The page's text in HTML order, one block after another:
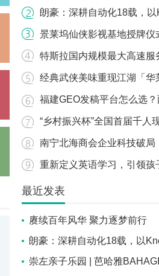
最近发表
赓续百年风华 聚力逐梦前行
朗豪：深耕自动化18载，以
中国制造数字化转型
崇左亲子乐园 | 芭哈雅